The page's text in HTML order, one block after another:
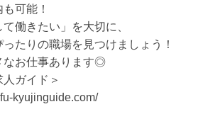
可能！
て働きたい」を大切に、
たりの職場を見つけましょう！
なお仕事あります◎
人ガイド＞
kyujinguide.com/